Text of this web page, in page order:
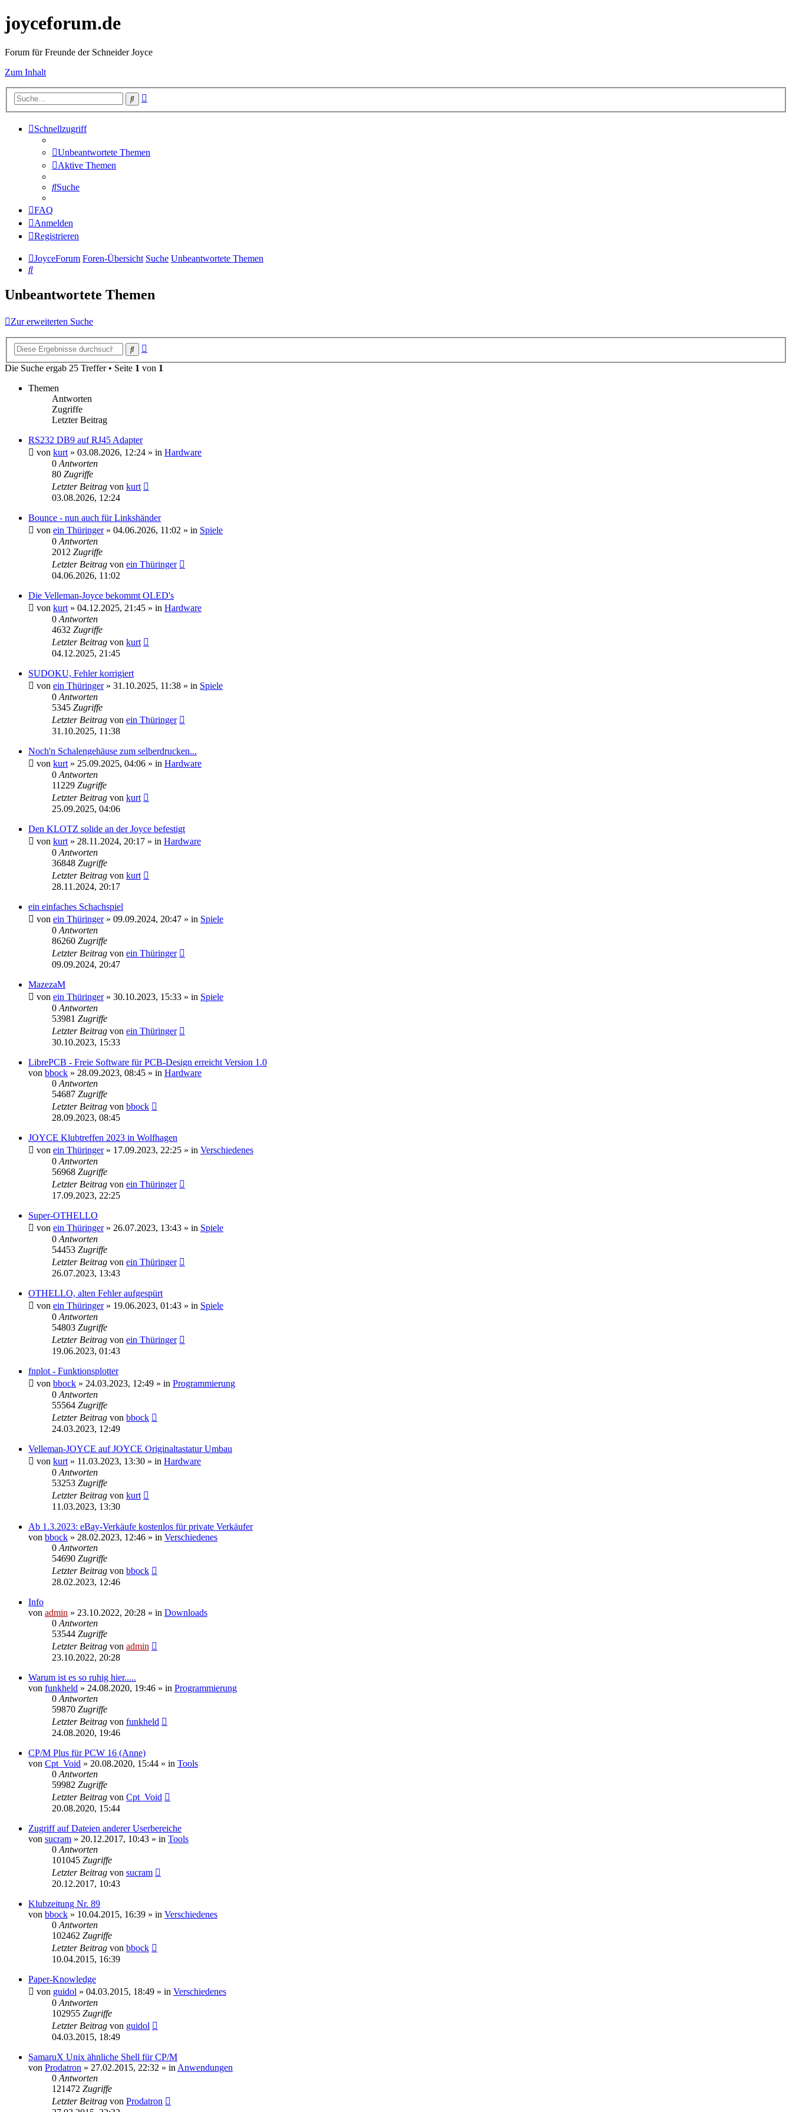
joyceforum.de
Forum für Freunde der Schneider Joyce
Zum Inhalt
Suche
Schnellzugriff
Unbeantwortete Themen
Aktive Themen
Suche
FAQ
Anmelden
Registrieren
JoyceForum Foren-Übersicht Suche Unbeantwortete Themen
Suche
Unbeantwortete Themen
Zur erweiterten Suche
Suche
Die Suche ergab 25 Treffer • Seite 1 von 1
Themen
Antworten
Zugriffe
Letzter Beitrag
RS232 DB9 auf RJ45 Adapter
von kurt » 03.08.2026, 12:24 » in Hardware
0 Antworten
80 Zugriffe
Letzter Beitrag von kurt
03.08.2026, 12:24
Bounce - nun auch für Linkshänder
von ein Thüringer» 04.06.2026, 11:02 » in Spiele
0 Antworten
2012 Zugriffe
Letzter Beitrag von ein Thüringer
04.06.2026, 11:02
Die Velleman-Joyce bekommt OLED's
von kurt » 04.12.2025, 21:45 » in Hardware
0 Antworten
4632 Zugriffe
Letzter Beitrag von kurt
04.12.2025, 21:45
SUDOKU, Fehler korrigiert
von ein Thüringer» 31.10.2025, 11:38 » in Spiele
0 Antworten
5345 Zugriffe
Letzter Beitrag von ein Thüringer
31.10.2025, 11:38
Noch'n Schalengehäuse zum selberdrucken...
von kurt » 25.09.2025, 04:06 » in Hardware
0 Antworten
11229 Zugriffe
Letzter Beitrag von kurt
25.09.2025, 04:06
Den KLOTZ solide an der Joyce befestigt
von kurt » 28.11.2024, 20:17 » in Hardware
0 Antworten
36848 Zugriffe
Letzter Beitrag von kurt
28.11.2024, 20:17
ein einfaches Schachspiel
von ein Thüringer» 09.09.2024, 20:47 » in Spiele
0 Antworten
86260 Zugriffe
Letzter Beitrag von ein Thüringer
09.09.2024, 20:47
MazezaM
von ein Thüringer» 30.10.2023, 15:33 » in Spiele
0 Antworten
53981 Zugriffe
Letzter Beitrag von ein Thüringer
30.10.2023, 15:33
LibrePCB - Freie Software für PCB-Design erreicht Version 1.0
von bbock » 28.09.2023, 08:45 » in Hardware
0 Antworten
54687 Zugriffe
Letzter Beitrag von bbock
28.09.2023, 08:45
JOYCE Klubtreffen 2023 in Wolfhagen
von ein Thüringer» 17.09.2023, 22:25 » in Verschiedenes
0 Antworten
56968 Zugriffe
Letzter Beitrag von ein Thüringer
17.09.2023, 22:25
Super-OTHELLO
von ein Thüringer» 26.07.2023, 13:43 » in Spiele
0 Antworten
54453 Zugriffe
Letzter Beitrag von ein Thüringer
26.07.2023, 13:43
OTHELLO, alten Fehler aufgespürt
von ein Thüringer» 19.06.2023, 01:43 » in Spiele
0 Antworten
54803 Zugriffe
Letzter Beitrag von ein Thüringer
19.06.2023, 01:43
fnplot - Funktionsplotter
von bbock » 24.03.2023, 12:49 » in Programmierung
0 Antworten
55564 Zugriffe
Letzter Beitrag von bbock
24.03.2023, 12:49
Velleman-JOYCE auf JOYCE Originaltastatur Umbau
von kurt » 11.03.2023, 13:30 » in Hardware
0 Antworten
53253 Zugriffe
Letzter Beitrag von kurt
11.03.2023, 13:30
Ab 1.3.2023: eBay-Verkäufe kostenlos für private Verkäufer
von bbock » 28.02.2023, 12:46 » in Verschiedenes
0 Antworten
54690 Zugriffe
Letzter Beitrag von bbock
28.02.2023, 12:46
Info
von admin » 23.10.2022, 20:28 » in Downloads
0 Antworten
53544 Zugriffe
Letzter Beitrag von admin
23.10.2022, 20:28
Warum ist es so ruhig hier.....
von funkheld » 24.08.2020, 19:46 » in Programmierung
0 Antworten
59870 Zugriffe
Letzter Beitrag von funkheld
24.08.2020, 19:46
CP/M Plus für PCW 16 (Anne)
von Cpt_Void » 20.08.2020, 15:44 » in Tools
0 Antworten
59982 Zugriffe
Letzter Beitrag von Cpt_Void
20.08.2020, 15:44
Zugriff auf Dateien anderer Userbereiche
von sucram » 20.12.2017, 10:43 » in Tools
0 Antworten
101045 Zugriffe
Letzter Beitrag von sucram
20.12.2017, 10:43
Klubzeitung Nr. 89
von bbock » 10.04.2015, 16:39 » in Verschiedenes
0 Antworten
102462 Zugriffe
Letzter Beitrag von bbock
10.04.2015, 16:39
Paper-Knowledge
von guidol » 04.03.2015, 18:49 » in Verschiedenes
0 Antworten
102955 Zugriffe
Letzter Beitrag von guidol
04.03.2015, 18:49
SamaruX Unix ähnliche Shell für CP/M
von Prodatron » 27.02.2015, 22:32 » in Anwendungen
0 Antworten
121472 Zugriffe
Letzter Beitrag von Prodatron